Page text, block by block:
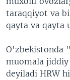
taraqqiyot va
qayta va qayta
O'zbekistonda
muomala
deyiladi HRW